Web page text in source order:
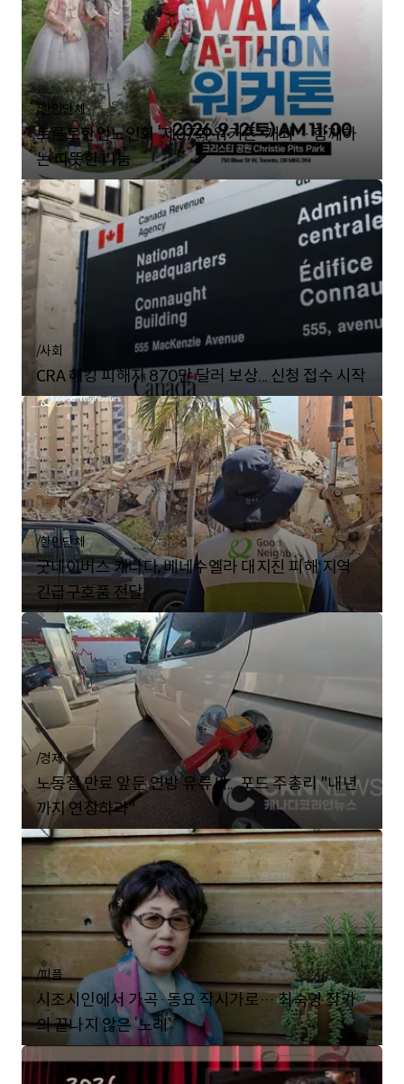
본보 기자와 함께 생생한 연말파티 행사 현
장을  만나보자.
/한인단체
토론토한인노인회 ‘제37회 워커톤’ 개최… 함께하
는 따뜻한 나눔
/사회
CRA 해킹 피해자 870만 달러 보상... 신청 접수 시작
/한인단체
굿네이버스 캐나다, 베네수엘라 대지진 피해 지역
긴급구호품 전달
/경제
노동절 만료 앞둔 연방 유류세... 포드 주총리 "내년
까지 연장하라"
/피플
시조시인에서 가곡·동요 작시가로… 최숙영 작가
의 끝나지 않은 ‘노래’